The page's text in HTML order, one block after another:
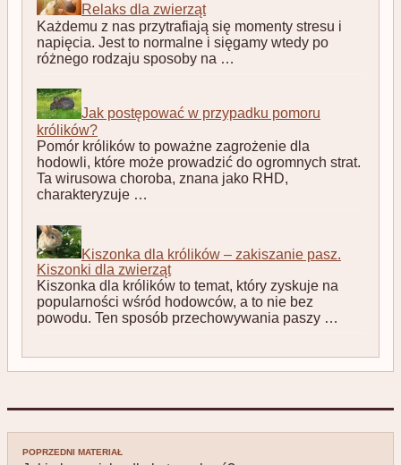
Relaks dla zwierząt
Każdemu z nas przytrafiają się momenty stresu i
napięcia. Jest to normalne i sięgamy wtedy po
różnego rodzaju sposoby na …
Jak postępować w przypadku pomoru
królików?
Pomór królików to poważne zagrożenie dla
hodowli, które może prowadzić do ogromnych strat.
Ta wirusowa choroba, znana jako RHD,
charakteryzuje …
Kiszonka dla królików – zakiszanie pasz.
Kiszonki dla zwierząt
Kiszonka dla królików to temat, który zyskuje na
popularności wśród hodowców, a to nie bez
powodu. Ten sposób przechowywania paszy …
Nawigacja
POPRZEDNI MATERIAŁ